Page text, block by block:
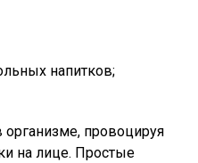
напитков;
провоцируя
на лице. Простые